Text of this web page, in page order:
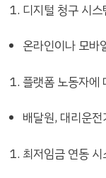
디지털 청구 시스
온라인이나 모바
플랫폼 노동자에
배달원, 대리운
최저임금 연동 시